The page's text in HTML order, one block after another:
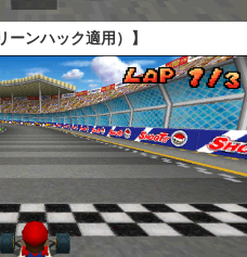
ーンハック適用）】